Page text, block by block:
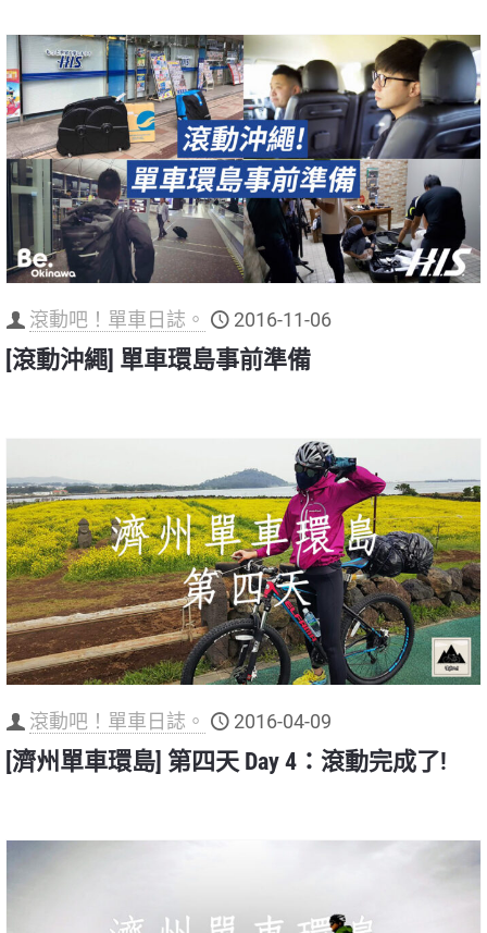
滾動吧！單車日誌。 2016-11-06
[滾動沖繩] 單車環島事前準備
滾動吧！單車日誌。 2016-04-09
[濟州單車環島] 第四天 Day 4：滾動完成了!